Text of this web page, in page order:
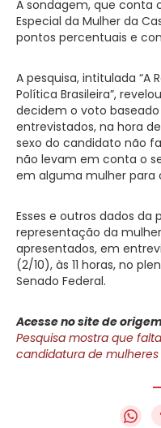
A sondagem, que conta
Especial da Mulher da
pontos percentuais e
A pesquisa, intitulada “A
Política Brasileira”,
decidem o voto baseado
entrevistados, na hora
sexo do candidato não
não levam em conta o
em alguma mulher para
Esses e outros dados da
representação da
apresentados, em
(2/10), às 11 horas, no
Senado Federal.
Acesse no site de
Pesquisa mostra que
candidatura de